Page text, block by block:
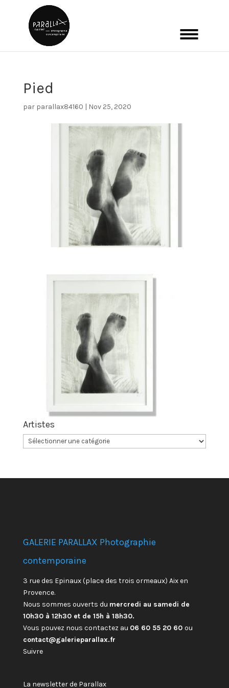
Pied
par parallax84160 | Nov 25, 2020
Artistes
GALERIE PARALLAX Photographie
contemporaine
3 rue des Epinaux (place des trois ormeaux) Aix en
Provence.
Nous sommes ouverts du mercredi au samedi de
10h30 à 12h30 et de 15h à 18h30.
Vous pouvez nous contactez au 06 60 55 20 60 ou
contact@galerieparallax.fr
Suivre
La newsletter de Parallax